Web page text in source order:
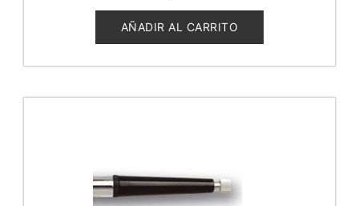
de
5
AÑADIR AL CARRITO